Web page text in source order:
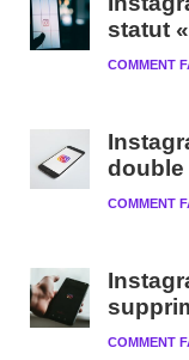
statut
COMMENT
COMMENT
COMMENT